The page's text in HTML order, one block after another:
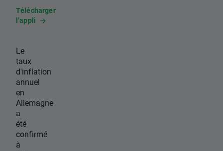
Télécharger
l’appli
Le
taux
d'inflation
annuel
en
Allemagne
a
été
confirmé
à